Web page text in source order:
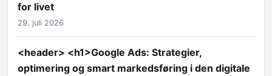
for livet
29. juli 2026
<header> <h1>Google Ads: Strategier,
optimering og smart markedsføring i den digitale